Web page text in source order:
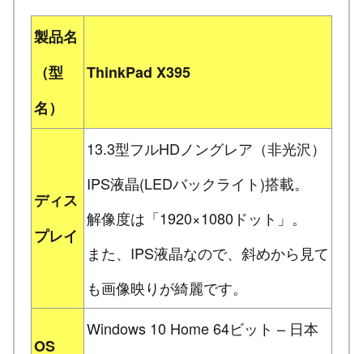
製品名
（型
名）
ThinkPad X395
ディス
プレイ
13.3型フルHDノングレア（非光沢）
IPS液晶(LEDバックライト)搭載。
解像度は「1920×1080ドット」。
また、IPS液晶なので、斜めから見て
も画像映りが綺麗です。
OS
Windows 10 Home 64ビット – 日本